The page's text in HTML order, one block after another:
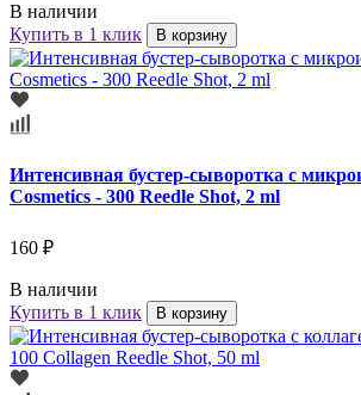
В наличии
Купить в 1 клик
В корзину
Интенсивная бустер-сыворотка с
Cosmetics - 300 Reedle Shot, 2 ml
160 ₽
В наличии
Купить в 1 клик
В корзину